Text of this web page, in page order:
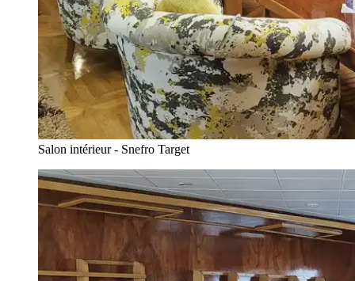
Salon intérieur - Snefro Target